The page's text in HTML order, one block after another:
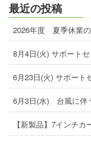
最近の投稿
2026年度 夏季休業
8月4日(火) サポート
6月23日(火) サポート
6月3日(水) 台風に伴
【新製品】7インチカ